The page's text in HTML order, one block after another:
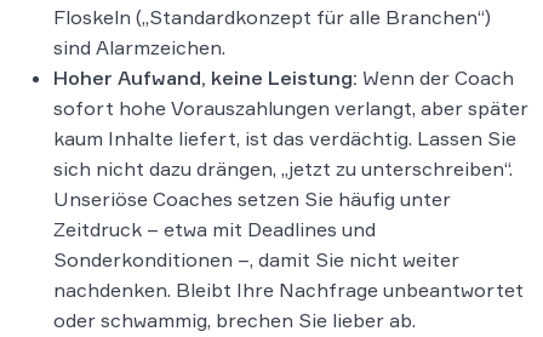
Floskeln („Standardkonzept für alle Branchen“)
sind Alarmzeichen.
Hoher Aufwand, keine Leistung: Wenn der Coach
sofort hohe Vorauszahlungen verlangt, aber später
kaum Inhalte liefert, ist das verdächtig. Lassen Sie
sich nicht dazu drängen, „jetzt zu unterschreiben“.
Unseriöse Coaches setzen Sie häufig unter
Zeitdruck – etwa mit Deadlines und
Sonderkonditionen –, damit Sie nicht weiter
nachdenken​. Bleibt Ihre Nachfrage unbeantwortet
oder schwammig, brechen Sie lieber ab.